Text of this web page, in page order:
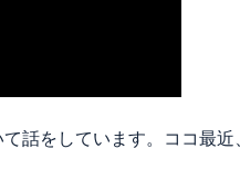
話をしています。ココ最